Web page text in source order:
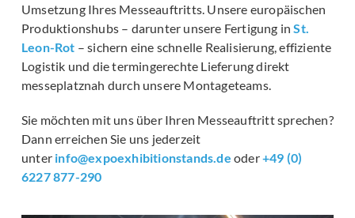
Umsetzung Ihres Messeauftritts. Unsere europäischen
Produktionshubs – darunter unsere Fertigung inSt.
Leon-Rot – sichern eine schnelle Realisierung, effiziente
Logistik und die termingerechte Lieferung direkt
messeplatznah durch unsere Montageteams.
Sie möchten mit uns über Ihren Messeauftritt sprechen?
Dann erreichen Sie uns jederzeit
unter info@expoexhibitionstands.de oder+49 (0)
6227 877-290